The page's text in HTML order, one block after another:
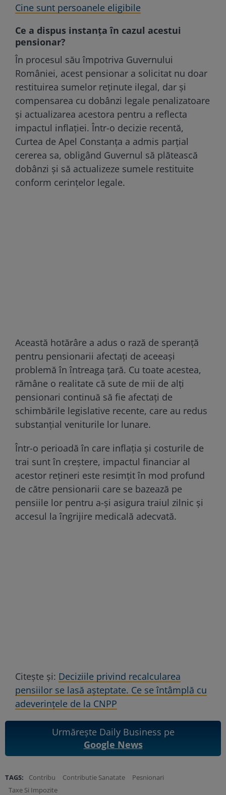
Cine sunt persoanele eligibile
Ce a dispus instanța în cazul acestui
pensionar?
În procesul său împotriva Guvernului
României, acest pensionar a solicitat nu doar
restituirea sumelor reținute ilegal, dar și
compensarea cu dobânzi legale penalizatoare
și actualizarea acestora pentru a reflecta
impactul inflației. Într-o decizie recentă,
Curtea de Apel Constanța a admis parțial
cererea sa, obligând Guvernul să plătească
dobânzi și să actualizeze sumele restituite
conform cerințelor legale.
Această hotărâre a adus o rază de speranță
pentru pensionarii afectați de aceeași
problemă în întreaga țară. Cu toate acestea,
rămâne o realitate că sute de mii de alți
pensionari continuă să fie afectați de
schimbările legislative recente, care au redus
substanțial veniturile lor lunare.
Într-o perioadă în care inflația și costurile de
trai sunt în creștere, impactul financiar al
acestor rețineri este resimțit în mod profund
de către pensionarii care se bazează pe
pensiile lor pentru a-și asigura traiul zilnic și
accesul la îngrijire medicală adecvată.
Citește și: Deciziile privind recalcularea
pensiilor se lasă așteptate. Ce se întâmplă cu
adeverințele de la CNPP
Urmărește Daily Business pe
Google News
TAGS: Contribu Contributie Sanatate
Pesnionari
Taxe Si Impozite